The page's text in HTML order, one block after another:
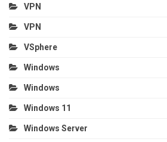
VPN
VPN
VSphere
Windows
Windows
Windows 11
Windows Server